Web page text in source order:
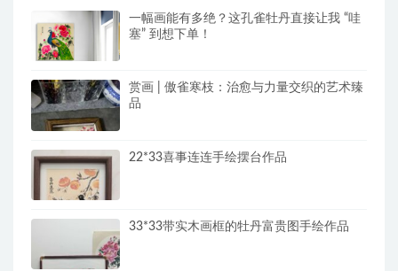
一幅画能有多绝？这孔雀牡丹直接让我 “哇
塞” 到想下单！
赏画 | 傲雀寒枝：治愈与力量交织的艺术臻
品
22*33喜事连连手绘摆台作品
33*33带实木画框的牡丹富贵图手绘作品